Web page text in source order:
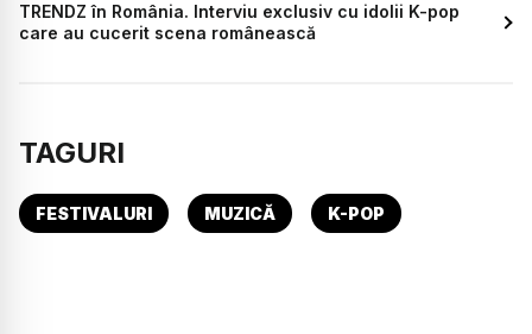
TRENDZ în România. Interviu exclusiv cu idolii K-pop
care au cucerit scena românească
TAGURI
FESTIVALURI MUZICĂ K-POP